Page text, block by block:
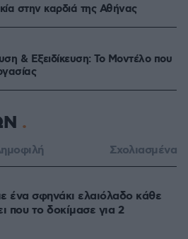
στην καρδιά της Αθήνας
& Εξειδίκευση: Το Mοντέλο που
Σχολιασμένα
ένα σφηνάκι ελαιόλαδο κάθε
που το δοκίμασε για 2